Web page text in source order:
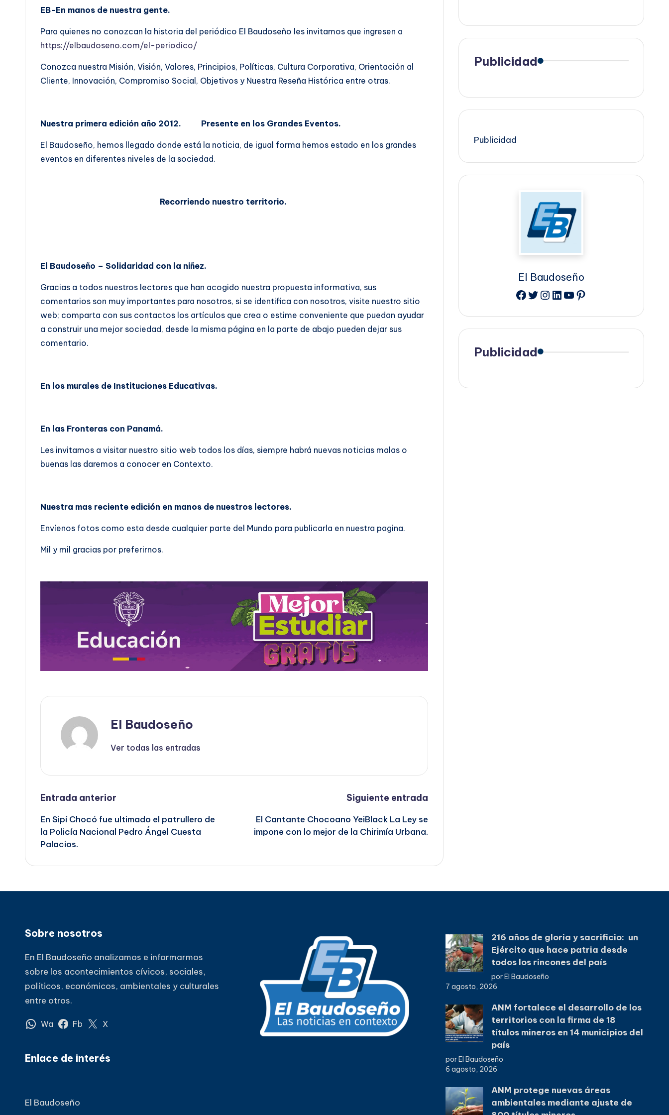
EB-En manos de nuestra gente.
Para quienes no conozcan la historia del periódico El Baudoseño les invitamos que ingresen a
https://elbaudoseno.com/el-periodico/
Conozca nuestra Misión, Visión, Valores, Principios, Políticas, Cultura Corporativa, Orientación al
Cliente, Innovación, Compromiso Social, Objetivos y Nuestra Reseña Histórica entre otras.
Nuestra primera edición año 2012. Presente en los Grandes Eventos.
El Baudoseño, hemos llegado donde está la noticia, de igual forma hemos estado en los grandes
eventos en diferentes niveles de la sociedad.
Recorriendo nuestro territorio.
El Baudoseño – Solidaridad con la niñez.
Gracias a todos nuestros lectores que han acogido nuestra propuesta informativa, sus
comentarios son muy importantes para nosotros, si se identifica con nosotros, visite nuestro sitio
web; comparta con sus contactos los artículos que crea o estime conveniente que puedan ayudar
a construir una mejor sociedad, desde la misma página en la parte de abajo pueden dejar sus
comentario.
En los murales de Instituciones Educativas.
En las Fronteras con Panamá.
Les invitamos a visitar nuestro sitio web todos los días, siempre habrá nuevas noticias malas o
buenas las daremos a conocer en Contexto.
Nuestra mas reciente edición en manos de nuestros lectores.
Envíenos fotos como esta desde cualquier parte del Mundo para publicarla en nuestra pagina.
Mil y mil gracias por preferirnos.
El Baudoseño
Ver todas las entradas
Navegación
de
entradas
Entrada anterior
En Sipí Chocó fue ultimado el patrullero de
la Policía Nacional Pedro Ángel Cuesta
Palacios.
Siguiente entrada
El Cantante Chocoano YeiBlack La Ley se
impone con lo mejor de la Chirimía Urbana.
Publicidad
Publicidad
El Baudoseño
Facebook
Twitter
Instagram
LinkedIn
YouTube
Pinterest
Publicidad
Sobre nosotros
En El Baudoseño analizamos e informarmos
sobre los acontecimientos cívicos, sociales,
políticos, económicos, ambientales y culturales
entre otros.
Wa Fb X
Enlace de interés
El Baudoseño
216 años de gloria y sacrificio: un
Ejército que hace patria desde
todos los rincones del país
por El Baudoseño
7 agosto, 2026
ANM fortalece el desarrollo de los
territorios con la firma de 18
títulos mineros en 14 municipios del
país
por El Baudoseño
6 agosto, 2026
ANM protege nuevas áreas
ambientales mediante ajuste de